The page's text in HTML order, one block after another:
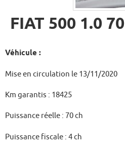
FIAT 500 1.0
Véhicule :
Mise en circulation le 13/11/2020
Km garantis : 18425
Puissance réelle : 70 ch
Puissance fiscale : 4 ch